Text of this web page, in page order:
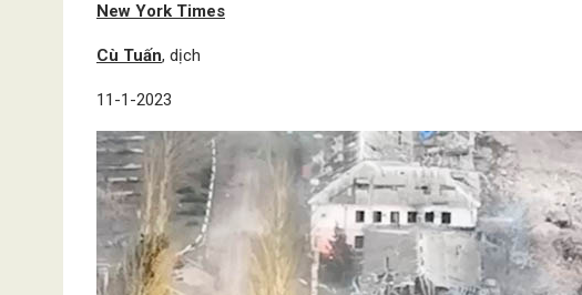
New York Times
Cù Tuấn, dịch
11-1-2023